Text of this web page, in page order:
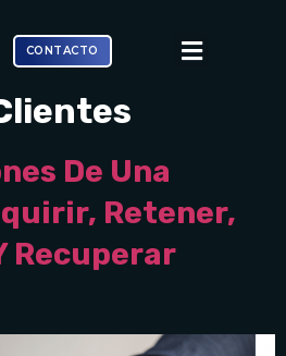
CONTACTO
De Una
Retener,
Recuperar